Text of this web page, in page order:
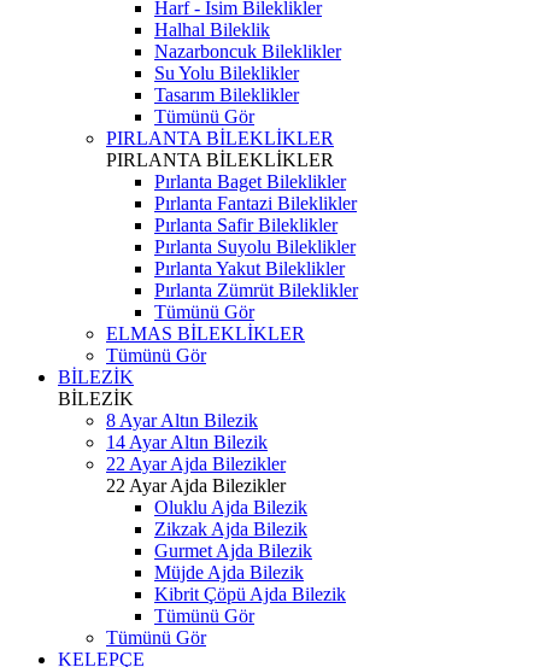
Harf - İsim Bileklikler
Halhal Bileklik
Nazarboncuk Bileklikler
Su Yolu Bileklikler
Tasarım Bileklikler
Tümünü Gör
PIRLANTA BİLEKLİKLER
PIRLANTA BİLEKLİKLER
Pırlanta Baget Bileklikler
Pırlanta Fantazi Bileklikler
Pırlanta Safir Bileklikler
Pırlanta Suyolu Bileklikler
Pırlanta Yakut Bileklikler
Pırlanta Zümrüt Bileklikler
Tümünü Gör
ELMAS BİLEKLİKLER
Tümünü Gör
BİLEZİK
BİLEZİK
8 Ayar Altın Bilezik
14 Ayar Altın Bilezik
22 Ayar Ajda Bilezikler
22 Ayar Ajda Bilezikler
Oluklu Ajda Bilezik
Zikzak Ajda Bilezik
Gurmet Ajda Bilezik
Müjde Ajda Bilezik
Kibrit Çöpü Ajda Bilezik
Tümünü Gör
Tümünü Gör
KELEPÇE